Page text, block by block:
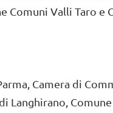
Valli Taro e
Camera di